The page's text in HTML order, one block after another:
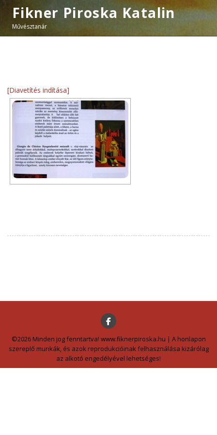
Fikner Piroska Katalin
Művésztanár
[Diavetítés indítása]
©2026 Minden jog fenntartva! www.fiknerpiroska.hu | A honlapon
szereplő munkák, és azok reprodukcióinak felhasználása kizárólag
az alkotó engedélyével lehetséges!